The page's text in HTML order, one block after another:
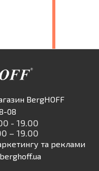
BergHOFF
08
- 19.00
– 19.00
та реклами